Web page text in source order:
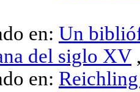
en: Un
del siglo XV
en: